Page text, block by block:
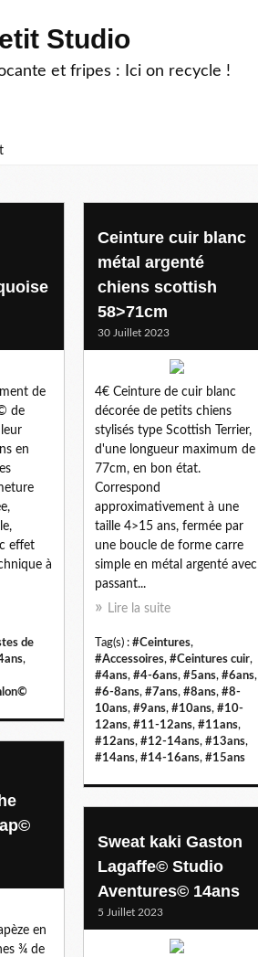
Studio
et fripes : Ici on recycle !
de
de
en
effet
à
de
,
Ceinture cuir blanc
métal argenté
chiens scottish
58>71cm
30 Juillet 2023
4€ Ceinture de cuir blanc
décorée de petits chiens
stylisés type Scottish Terrier,
d'une longueur maximum de
77cm, en bon état.
Correspond
approximativement à une
taille 4>15 ans, fermée par
une boucle de forme carre
simple en métal argenté avec
passant...
Lire la suite
Tag(s) : #Ceintures,
#Accessoires, #Ceintures cuir,
#4ans, #4-6ans, #5ans, #6ans,
#6-8ans, #7ans, #8ans, #8-
10ans, #9ans, #10ans, #10-
12ans, #11-12ans, #11ans,
#12ans, #12-14ans, #13ans,
#14ans, #14-16ans, #15ans
en
¾ de
Sweat kaki Gaston
Lagaffe© Studio
Aventures© 14ans
5 Juillet 2023